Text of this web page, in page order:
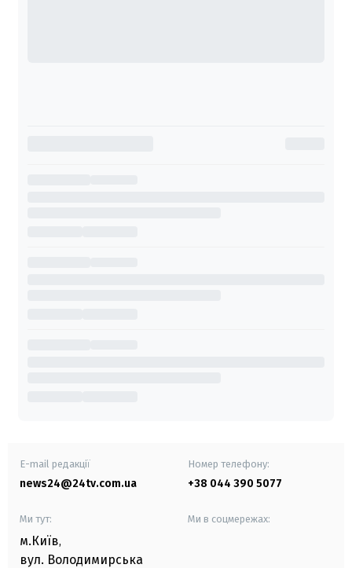
E-mail редакції
news24@24tv.com.ua
Номер телефону:
+38 044 390 5077
Ми тут:
м.Київ,
вул. Володимирська
Ми в соцмережах: